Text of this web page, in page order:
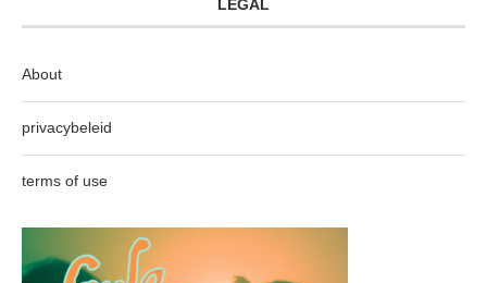
LEGAL
About
privacybeleid
terms of use